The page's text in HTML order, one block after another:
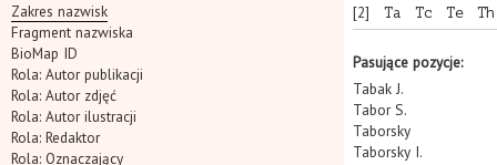
Zakres nazwisk
Fragment nazwiska
BioMap ID
Rola: Autor publikacji
Rola: Autor zdjęć
Rola: Autor ilustracji
Rola: Redaktor
Rola: Oznaczający
[2] Ta Tc Te Th
Pasujące pozycje:
Tabak J.
Tabor S.
Taborsky
Taborsky I.